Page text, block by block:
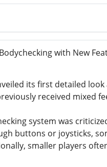
with New
its first detailed
received mixed
system was
buttons or joysticks,
smaller players